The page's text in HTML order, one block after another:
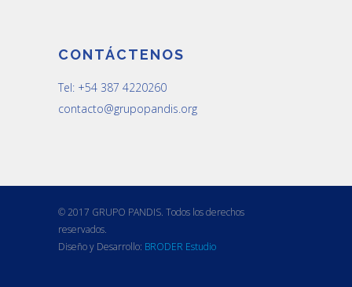
CONTÁCTENOS
Tel: +54 387 4220260
contacto@grupopandis.org
© 2017 GRUPO PANDIS. Todos los derechos
reservados.
Diseño y Desarrollo: BRODER Estudio